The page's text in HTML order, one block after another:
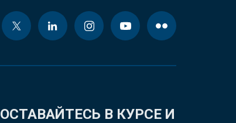
ОСТАВАЙТЕСЬ В КУРСЕ И